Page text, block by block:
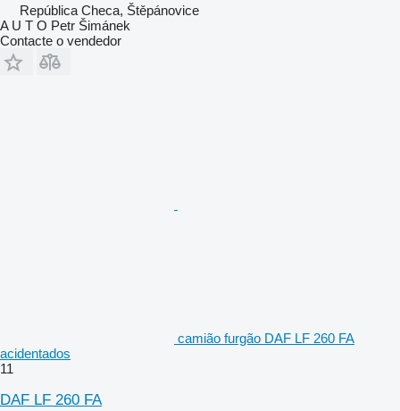
República Checa, Štěpánovice
A U T O Petr Šimánek
Contacte o vendedor
camião furgão DAF LF 260 FA
acidentados
11
DAF LF 260 FA